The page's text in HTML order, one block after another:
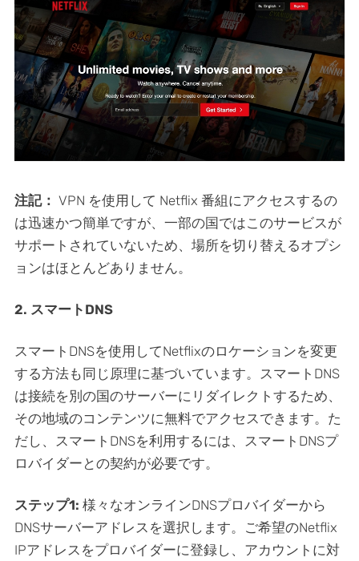
注記： VPN を使用して Netflix 番組にアクセスするの
は迅速かつ簡単ですが、一部の国ではこのサービスが
サポートされていないため、場所を切り替えるオプシ
ョンはほとんどありません。
2. スマートDNS
スマートDNSを使用してNetflixのロケーションを変更
する方法も同じ原理に基づいています。スマートDNS
は接続を別の国のサーバーにリダイレクトするため、
その地域のコンテンツに無料でアクセスできます。た
だし、スマートDNSを利用するには、スマートDNSプ
ロバイダーとの契約が必要です。
ステップ1: 様々なオンラインDNSプロバイダーから
DNSサーバーアドレスを選択します。ご希望のNetflix
IPアドレスをプロバイダーに登録し、アカウントに対